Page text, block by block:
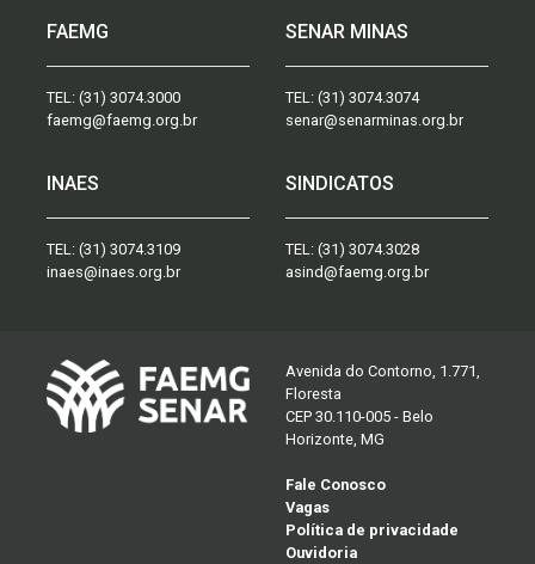
FAEMG
TEL: (31) 3074.3000
faemg@faemg.org.br
SENAR MINAS
TEL: (31) 3074.3074
senar@senarminas.org.br
INAES
TEL: (31) 3074.3109
inaes@inaes.org.br
SINDICATOS
TEL: (31) 3074.3028
asind@faemg.org.br
Avenida do Contorno, 1.771,
Floresta
CEP 30.110-005 - Belo
Horizonte, MG
Fale Conosco
Vagas
Política de privacidade
Ouvidoria